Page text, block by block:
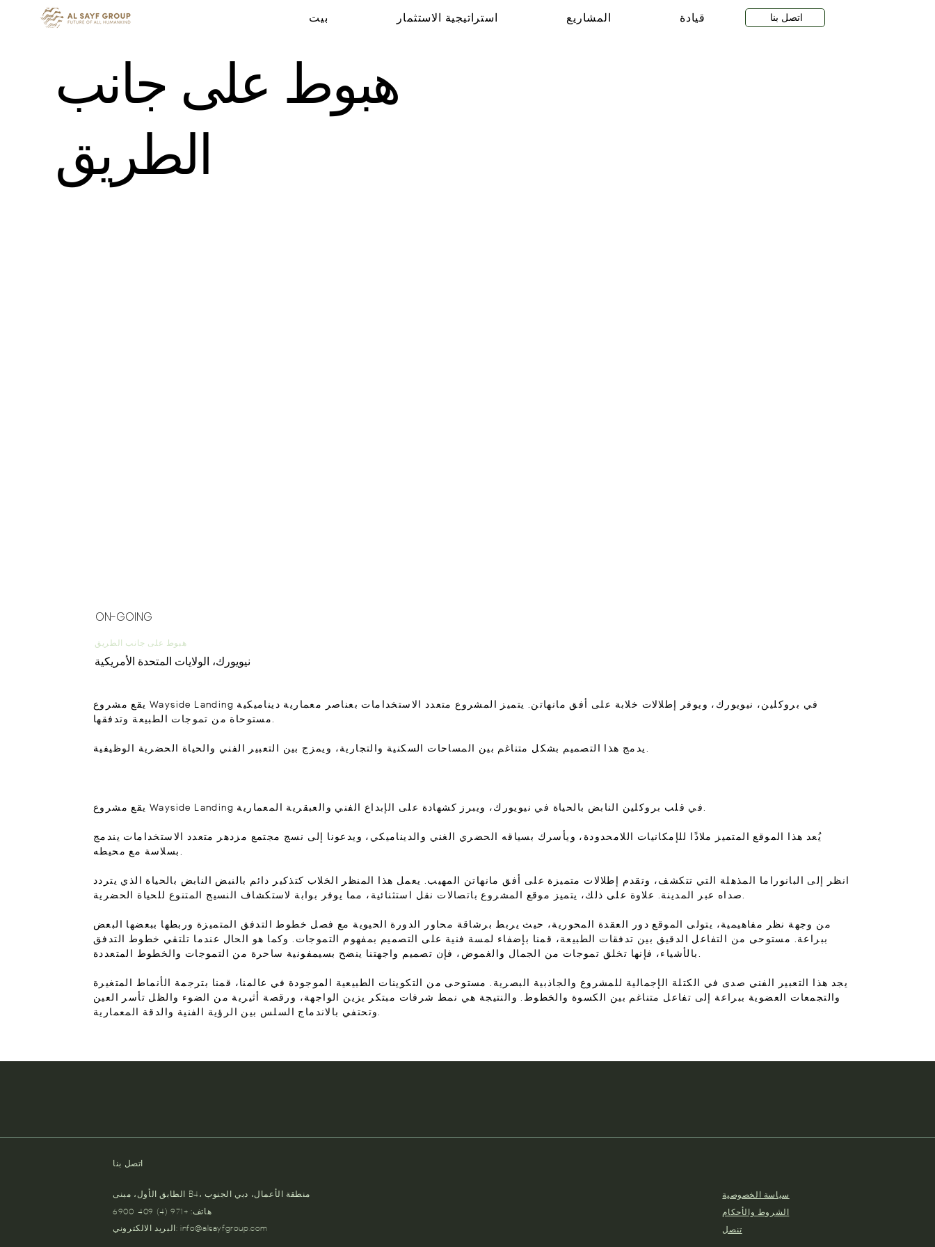
بيت استراتيجية الاستثمار المشاريع قيادة اتصل بنا
هبوط على جانب
الطريق
ON-GOING
هبوط على جانب الطريق
نيويورك، الولايات المتحدة الأمريكية
يقع مشروع Wayside Landing في بروكلين، نيويورك، ويوفر إطلالات خلابة على أفق مانهاتن. يتميز المشروع متعدد الاستخدامات بعناصر معمارية ديناميكية
مستوحاة من تموجات الطبيعة وتدفقها.
يدمج هذا التصميم بشكل متناغم بين المساحات السكنية والتجارية، ويمزج بين التعبير الفني والحياة الحضرية الوظيفية.
يقع مشروع Wayside Landing في قلب بروكلين النابض بالحياة في نيويورك، ويبرز كشهادة على الإبداع الفني والعبقرية المعمارية.
يُعد هذا الموقع المتميز ملاذًا للإمكانيات اللامحدودة، ويأسرك بسياقه الحضري الغني والديناميكي، ويدعونا إلى نسج مجتمع مزدهر متعدد الاستخدامات يندمج
بسلاسة مع محيطه.
انظر إلى البانوراما المذهلة التي تتكشف، وتقدم إطلالات متميزة على أفق مانهاتن المهيب. يعمل هذا المنظر الخلاب كتذكير دائم بالنبض النابض بالحياة الذي يتردد
صداه عبر المدينة. علاوة على ذلك، يتميز موقع المشروع باتصالات نقل استثنائية، مما يوفر بوابة لاستكشاف النسيج المتنوع للحياة الحضرية.
من وجهة نظر مفاهيمية، يتولى الموقع دور العقدة المحورية، حيث يربط برشاقة محاور الدورة الحيوية مع فصل خطوط التدفق المتميزة وربطها ببعضها البعض
ببراعة. مستوحى من التفاعل الدقيق بين تدفقات الطبيعة، قمنا بإضفاء لمسة فنية على التصميم بمفهوم التموجات. وكما هو الحال عندما تلتقي خطوط التدفق
بالأشياء، فإنها تخلق تموجات من الجمال والغموض، فإن تصميم واجهتنا ينضح بسيمفونية ساحرة من التموجات والخطوط المتعددة.
يجد هذا التعبير الفني صدى في الكتلة الإجمالية للمشروع والجاذبية البصرية. مستوحى من التكوينات الطبيعية الموجودة في عالمنا، قمنا بترجمة الأنماط المتغيرة
والتجمعات العضوية ببراعة إلى تفاعل متناغم بين الكسوة والخطوط. والنتيجة هي نمط شرفات مبتكر يزين الواجهة، ورقصة أثيرية من الضوء والظل تأسر العين
وتحتفي بالاندماج السلس بين الرؤية الفنية والدقة المعمارية.
اتصل بنا
الطابق الأول، مبنى B4، منطقة الأعمال، دبي الجنوب
هاتف: +971 (4) 409-6900
البريد الالكتروني:info@alsayfgroup.com
سياسة الخصوصية
الشروط والأحكام
تنصل